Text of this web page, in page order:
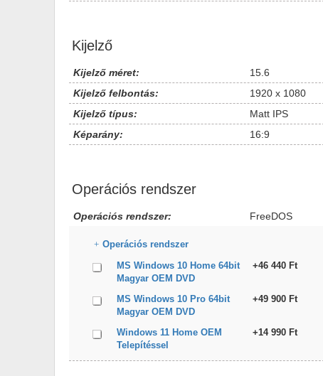
Kijelző
Kijelző méret:
15.6
Kijelző felbontás:
1920 x 1080
Kijelző típus:
Matt IPS
Képarány:
16:9
Operációs rendszer
Operációs rendszer: FreeDOS
Operációs rendszer
MS Windows 10 Home 64bit
Magyar OEM DVD
+46 440 Ft
MS Windows 10 Pro 64bit
Magyar OEM DVD
+49 900 Ft
Windows 11 Home OEM
Telepítéssel
+14 990 Ft